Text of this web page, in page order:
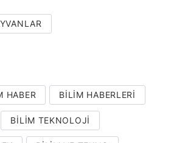
HABER BILIM HABERLERI
BILIM TEKNOLOJI